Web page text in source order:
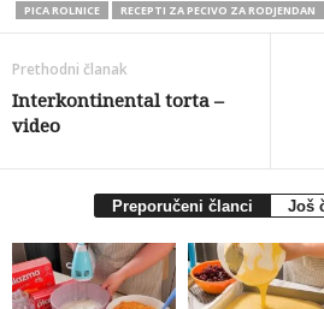
PICA ROLNICE
RECEPTI ZA PECIVO ZA RODJENDAN
Prethodni članak
Interkontinental torta –
video
Preporučeni članci Još